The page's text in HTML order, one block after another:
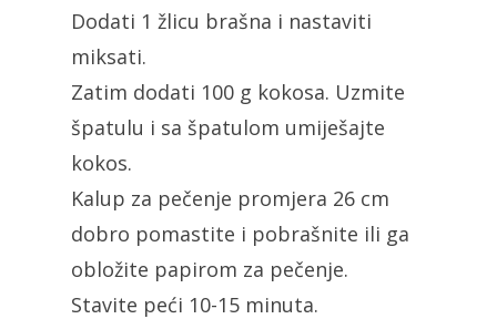
Dodati 1 žlicu brašna i nastaviti
miksati.
Zatim dodati 100 g kokosa. Uzmite
špatulu i sa špatulom umiješajte
kokos.
Kalup za pečenje promjera 26 cm
dobro pomastite i pobrašnite ili ga
obložite papirom za pečenje.
Stavite peći 10-15 minuta.